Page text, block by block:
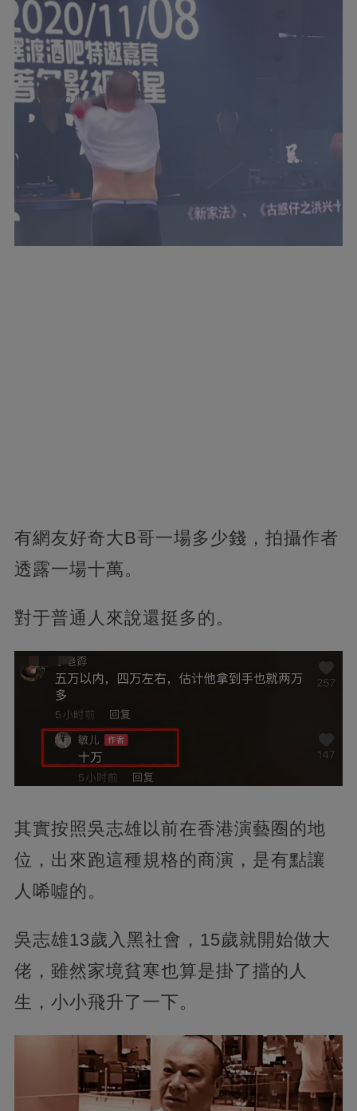
有網友好奇大B哥一場多少錢，拍攝作者
透露一場十萬。
對于普通人來說還挺多的。
其實按照吳志雄以前在香港演藝圈的地
位，出來跑這種規格的商演，是有點讓
人唏噓的。
吳志雄13歲入黑社會，15歲就開始做大
佬，雖然家境貧寒也算是掛了擋的人
生，小小飛升了一下。